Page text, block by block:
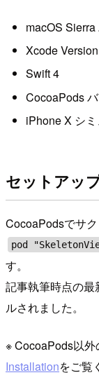
macOS
Xcode
Swift 4
CocoaPods
iPhone X シ
セットアッ
CocoaPodsでサ
pod
す。
記事執筆時点の
ルされました。
※ CocoaPods以
Installationをご覧